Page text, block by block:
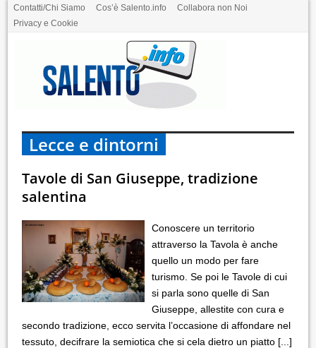
Contatti/Chi Siamo Cos’è Salento.info
Collabora non Noi
Privacy e Cookie
Lecce e dintorni
Tavole di San Giuseppe, tradizione
salentina
Conoscere un territorio
attraverso la Tavola è anche
quello un modo per fare
turismo. Se poi le Tavole di cui
si parla sono quelle di San
Giuseppe, allestite con cura e
secondo tradizione, ecco servita l’occasione di affondare nel
tessuto, decifrare la semiotica che si cela dietro un piatto [...]